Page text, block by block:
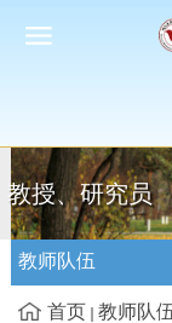
教授、研究员
教师队伍
首页 教师队